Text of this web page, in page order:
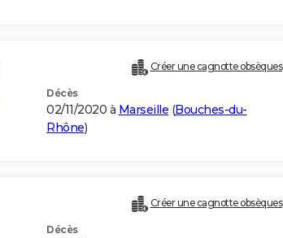
Créer une cagnotte obsèques
Décès
02/11/2020 à Marseille (Bouches-du-
Rhône)
Créer une cagnotte obsèques
Décès